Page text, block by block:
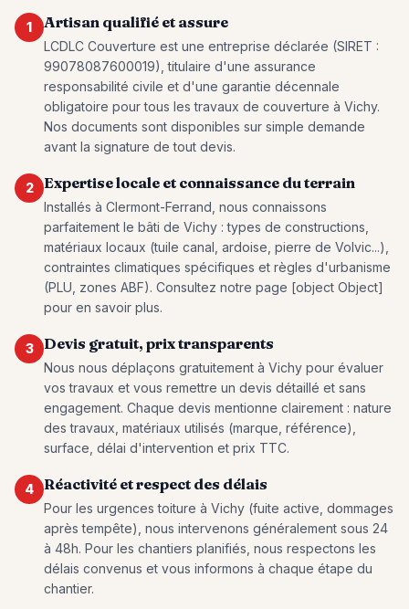
1 Artisan qualifié et assure
LCDLC Couverture est une entreprise déclarée (SIRET :
99078087600019), titulaire d'une assurance
responsabilité civile et d'une garantie décennale
obligatoire pour tous les travaux de couverture à Vichy.
Nos documents sont disponibles sur simple demande
avant la signature de tout devis.
2 Expertise locale et connaissance du terrain
Installés à Clermont-Ferrand, nous connaissons
parfaitement le bâti de Vichy : types de constructions,
matériaux locaux (tuile canal, ardoise, pierre de Volvic...),
contraintes climatiques spécifiques et règles d'urbanisme
(PLU, zones ABF). Consultez notre page [object Object]
pour en savoir plus.
3 Devis gratuit, prix transparents
Nous nous déplaçons gratuitement à Vichy pour évaluer
vos travaux et vous remettre un devis détaillé et sans
engagement. Chaque devis mentionne clairement : nature
des travaux, matériaux utilisés (marque, référence),
surface, délai d'intervention et prix TTC.
4 Réactivité et respect des délais
Pour les urgences toiture à Vichy (fuite active, dommages
après tempête), nous intervenons généralement sous 24
à 48h. Pour les chantiers planifiés, nous respectons les
délais convenus et vous informons à chaque étape du
chantier.